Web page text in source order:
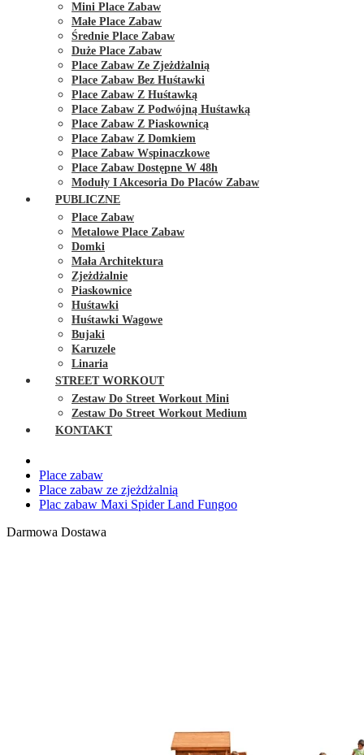
Mini Place Zabaw
Małe Place Zabaw
Średnie Place Zabaw
Duże Place Zabaw
Place Zabaw Ze Zjeżdżalnią
Place Zabaw Bez Huśtawki
Place Zabaw Z Huśtawką
Place Zabaw Z Podwójną Huśtawką
Place Zabaw Z Piaskownicą
Place Zabaw Z Domkiem
Place Zabaw Wspinaczkowe
Place Zabaw Dostępne W 48h
Moduły I Akcesoria Do Placów Zabaw
PUBLICZNE
Place Zabaw
Metalowe Place Zabaw
Domki
Mała Architektura
Zjeżdżalnie
Piaskownice
Huśtawki
Huśtawki Wagowe
Bujaki
Karuzele
Linaria
STREET WORKOUT
Zestaw Do Street Workout Mini
Zestaw Do Street Workout Medium
KONTAKT
Place zabaw
Place zabaw ze zjeżdżalnią
Plac zabaw Maxi Spider Land Fungoo
Darmowa Dostawa